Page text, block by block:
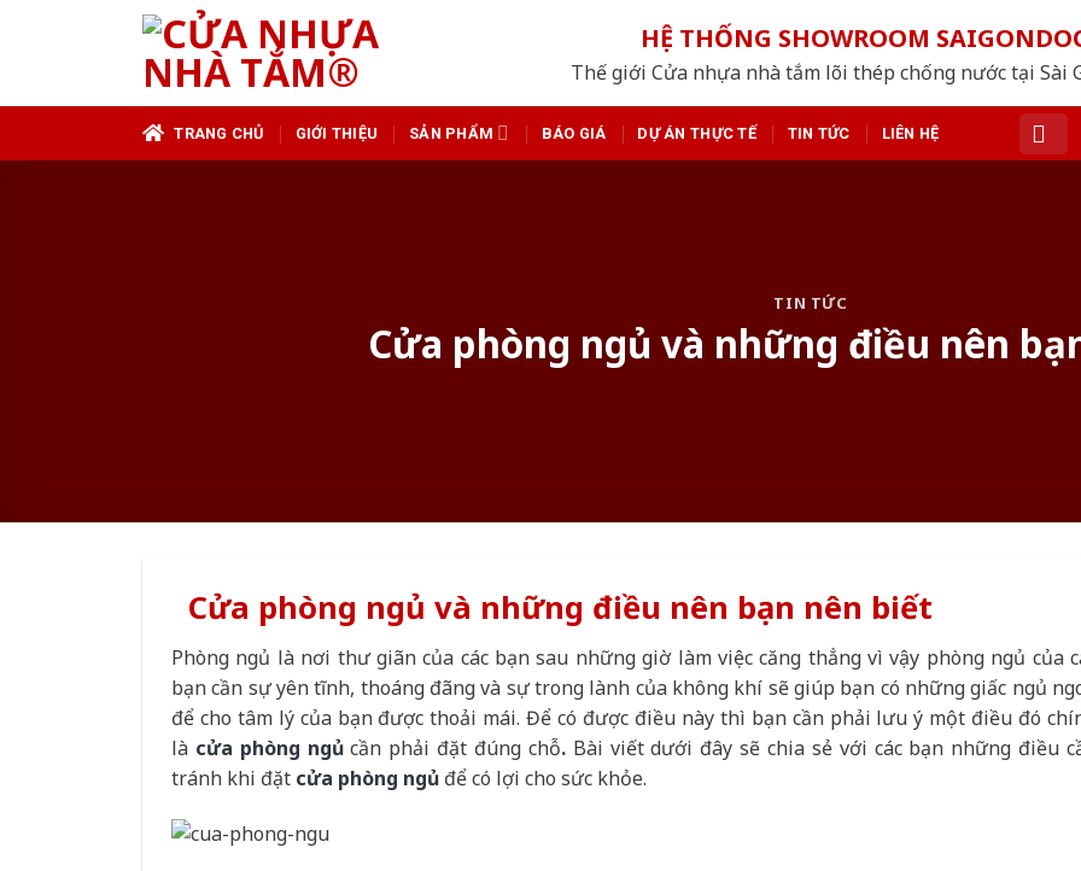
HỆ THỐNG SHOWROOM
Thế giới Cửa nhựa nhà tắm lõi thép chống nước tại Sài
TRANG CHỦ GIỚI THIỆU SẢN PHẨM BÁO GIÁ DỰ ÁN THỰC TẾ TIN TỨC LIÊN HỆ
TIN TỨC
Cửa phòng ngủ và những điều nên
Cửa phòng ngủ và những điều nên bạn nên biết
Phòng ngủ là nơi thư giãn của các bạn sau những giờ làm việc căng thẳng vì vậy phòng ngủ của
bạn cần sự yên tĩnh, thoáng đãng và sự trong lành của không khí sẽ giúp bạn có những giấc ngủ
để cho tâm lý của bạn được thoải mái. Để có được điều này thì bạn cần phải lưu ý một điều đó
là cửa phòng ngủcần phải đặt đúng chỗ.Bài viết dưới đây sẽ chia sẻ với các bạn những điều
tránh khi đặt cửa phòng ngủ để có lợi cho sức khỏe.